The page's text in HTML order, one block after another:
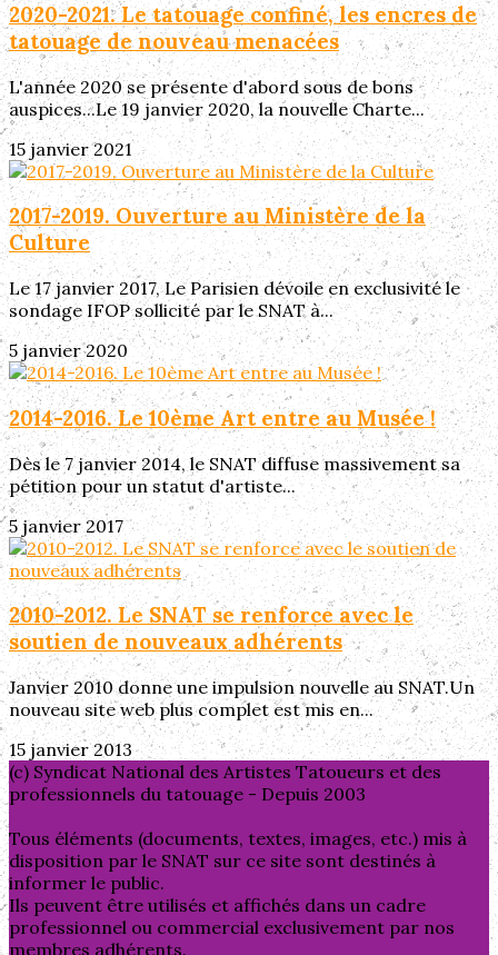
2020-2021. Le tatouage confiné, les encres de
tatouage de nouveau menacées
L'année 2020 se présente d'abord sous de bons
auspices...Le 19 janvier 2020, la nouvelle Charte...
15 janvier 2021
2017-2019. Ouverture au Ministère de la
Culture
Le 17 janvier 2017, Le Parisien dévoile en exclusivité le
sondage IFOP sollicité par le SNAT à...
5 janvier 2020
2014-2016. Le 10ème Art entre au Musée !
Dès le 7 janvier 2014, le SNAT diffuse massivement sa
pétition pour un statut d'artiste...
5 janvier 2017
2010-2012. Le SNAT se renforce avec le
soutien de nouveaux adhérents
Janvier 2010 donne une impulsion nouvelle au SNAT.Un
nouveau site web plus complet est mis en...
15 janvier 2013
(c) Syndicat National des Artistes Tatoueurs et des
professionnels du tatouage - Depuis 2003
Tous éléments (documents, textes, images, etc.) mis à
disposition par le SNAT sur ce site sont destinés à
informer le public.
Ils peuvent être utilisés et affichés dans un cadre
professionnel ou commercial exclusivement par nos
membres adhérents.